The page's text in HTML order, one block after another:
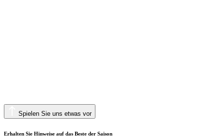
Spielen Sie uns etwas vor
Erhalten Sie Hinweise auf das Beste der Saison